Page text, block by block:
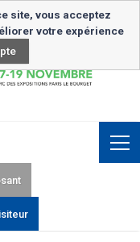
Newsletter
site, vous acceptez
votre expérience